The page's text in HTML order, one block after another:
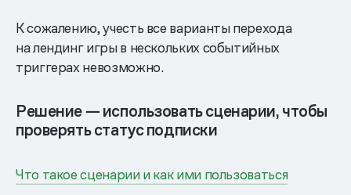
К сожалению, учесть все варианты перехода
на лендинг игры в нескольких событийных
триггерах невозможно.
Решение — использовать сценарии, чтобы
проверять статус подписки
Что такое сценарии и как ими пользоваться